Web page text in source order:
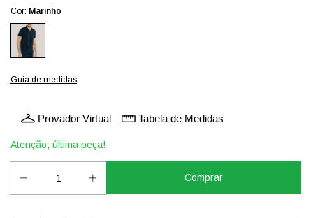
Cor: Marinho
Guia de medidas
Provador Virtual Tabela de Medidas
Atenção, última peça!